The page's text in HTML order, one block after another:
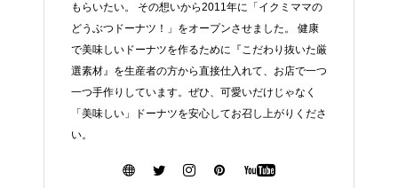
もらいたい。 その想いから2011年に「イクミママの
どうぶつドーナツ！」をオープンさせました。 健康
で美味しいドーナツを作るために『こだわり抜いた厳
選素材』を生産者の方から直接仕入れて、お店で一つ
一つ手作りしています。ぜひ、可愛いだけじゃなく
「美味しい」ドーナツを安心してお召し上がりくださ
い。